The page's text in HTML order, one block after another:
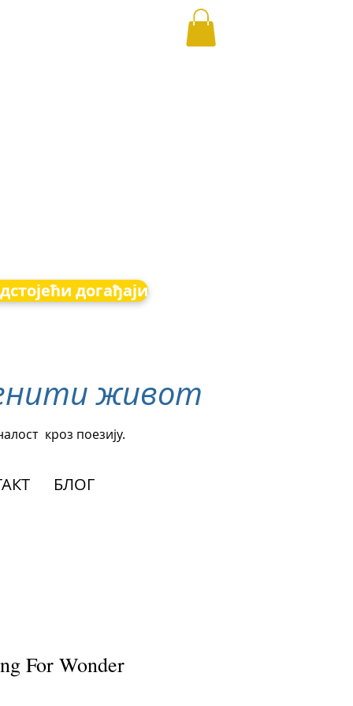
догађаји
живот
кроз поезију.
БЛОГ
For Wonder